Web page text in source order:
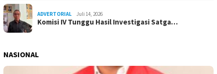
ADVERTORIAL Juli 14, 2026
Komisi IV Tunggu Hasil Investigasi Satga…
NASIONAL